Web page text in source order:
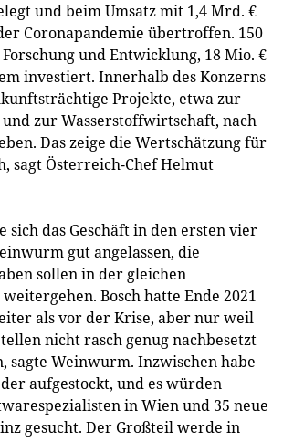
und beim Umsatz mit 1,4 Mrd. €
Coronapandemie übertroffen. 150
und Entwicklung, 18 Mio. €
investiert. Innerhalb des Konzerns
Projekte, etwa zur
zur Wasserstoffwirtschaft, nach
Das zeige die Wertschätzung für
sagt Österreich-Chef Helmut
sich das Geschäft in den ersten vier
gut angelassen, die
sollen in der gleichen
Bosch hatte Ende 2021
als vor der Krise, aber nur weil
nicht rasch genug nachbesetzt
sagte Weinwurm. Inzwischen habe
aufgestockt, und es würden
in Wien und 35 neue
gesucht. Der Großteil werde in